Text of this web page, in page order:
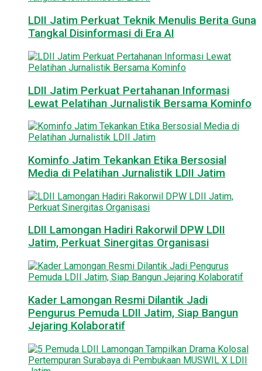
LDII Jatim Perkuat Teknik Menulis Berita Guna
Tangkal Disinformasi di Era AI
LDII Jatim Perkuat Pertahanan Informasi
Lewat Pelatihan Jurnalistik Bersama Kominfo
Kominfo Jatim Tekankan Etika Bersosial
Media di Pelatihan Jurnalistik LDII Jatim
LDII Lamongan Hadiri Rakorwil DPW LDII
Jatim, Perkuat Sinergitas Organisasi
Kader Lamongan Resmi Dilantik Jadi
Pengurus Pemuda LDII Jatim, Siap Bangun
Jejaring Kolaboratif